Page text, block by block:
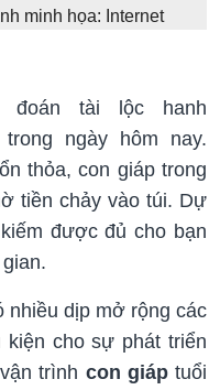
minh họa: Internet
tài lộc hanh
ngày hôm nay.
thỏa, con giáp trong
tiền chảy vào túi. Dự
được đủ cho bạn
nhiều dịp mở rộng các
kiện cho sự phát triển
trình con giáptuổi